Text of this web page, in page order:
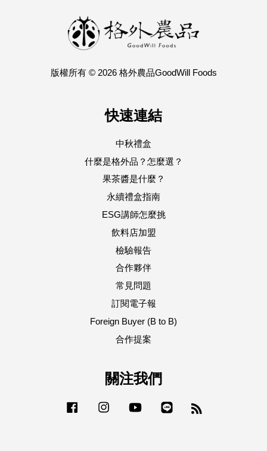
版權所有 © 2026 格外農品GoodWill Foods
快速連結
中秋禮盒
什麼是格外品？怎麼選？
果茶醬是什麼？
永續禮盒指南
ESG講師怎麼挑
飲料店加盟
檢驗報告
合作夥伴
常見問題
訂閱電子報
Foreign Buyer (B to B)
合作提案
關注我們
Facebook Instagram YouTube